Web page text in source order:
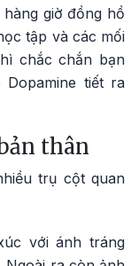
giờ đồng hồ
tập và các mối
chắc chắn bạn
tiết ra
thân
trụ cột quan
với ánh tráng